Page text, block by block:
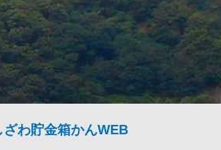
わ貯金箱かんWEB